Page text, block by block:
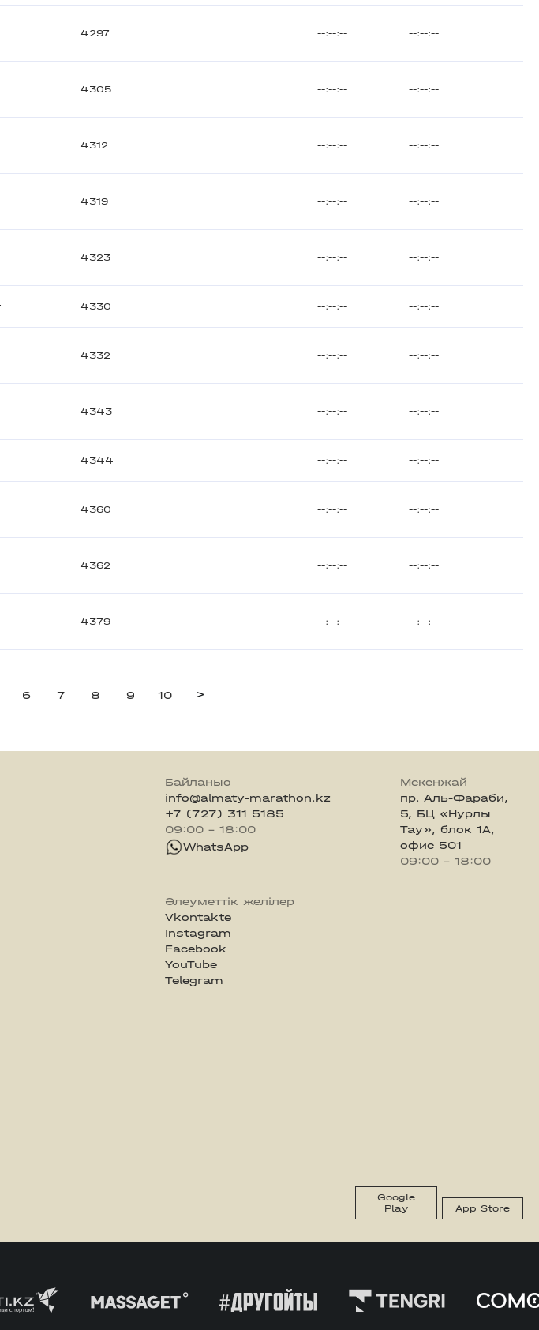
4297 --:--:-- --:--:--
4305 --:--:-- --:--:--
4312 --:--:-- --:--:--
4319 --:--:-- --:--:--
4323 --:--:-- --:--:--
4330 --:--:-- --:--:--
4332 --:--:-- --:--:--
4343 --:--:-- --:--:--
4344 --:--:-- --:--:--
4360 --:--:-- --:--:--
4362 --:--:-- --:--:--
4379 --:--:-- --:--:--
6 7 8 9 10 >
Байланыс
info@almaty-marathon.kz
+7 (727) 311 5185
09:00 - 18:00
WhatsApp
Мекенжай
пр. Аль-Фараби,
5, БЦ «Нурлы
Тау», блок 1А,
офис 501
09:00 - 18:00
Әлеуметтік желілер
Vkontakte
Instagram
Facebook
YouTube
Telegram
Google
Play
App Store